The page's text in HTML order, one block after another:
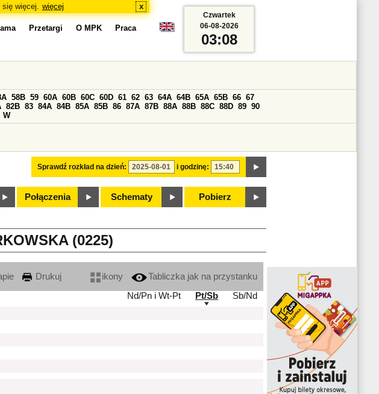
się więcej. więcej x
Przetargi O MPK Praca
Sprawdź rozkład na dzień: i godzinę:
58B 59 60A 60B 60C 60D 61 62 63 64A 64B 65A 65B 66 67
82B 83 84A 84B 85A 85B 86 87A 87B 88A 88B 88C 88D 89 90
W
Połączenia Schematy Pobierz
Czwartek
06-08-2026
03:08
(0225)
Drukuj ikony
Tabliczka jak na przystanku
Nd/Pn i Wt-Pt
Pt/Sb
Sb/Nd